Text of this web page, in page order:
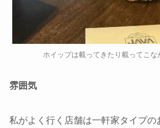
ホイップは載ってきたり載ってこな
雰囲気
私がよく行く店舗は一軒家タイプの